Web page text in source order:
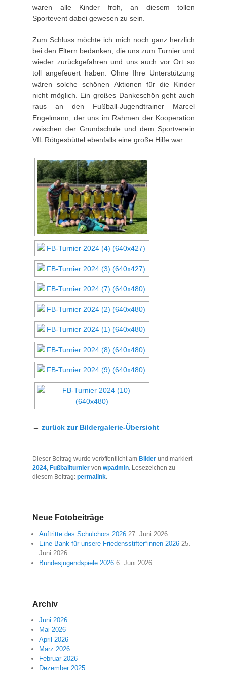
waren alle Kinder froh, an diesem tollen
Sportevent dabei gewesen zu sein.
Zum Schluss möchte ich mich noch ganz herzlich
bei den Eltern bedanken, die uns zum Turnier und
wieder zurückgefahren und uns auch vor Ort so
toll angefeuert haben. Ohne Ihre Unterstützung
wären solche schönen Aktionen für die Kinder
nicht möglich. Ein großes Dankeschön geht auch
raus an den Fußball-Jugendtrainer Marcel
Engelmann, der uns im Rahmen der Kooperation
zwischen der Grundschule und dem Sportverein
VfL Rötgesbüttel ebenfalls eine große Hilfe war.
→ zurück zur Bildergalerie-Übersicht
Dieser Beitrag wurde veröffentlicht am Bilder und markiert
2024, Fußballturnier von wpadmin. Lesezeichen zu
diesem Beitrag: permalink.
Neue Fotobeiträge
Auftritte des Schulchors 2026 27. Juni 2026
Eine Bank für unsere Friedensstifter*innen 2026 25.
Juni 2026
Bundesjugendspiele 2026 6. Juni 2026
Archiv
Juni 2026
Mai 2026
April 2026
März 2026
Februar 2026
Dezember 2025